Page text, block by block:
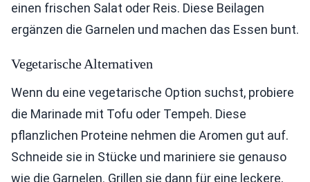
einen frischen Salat oder Reis. Diese Beilagen
ergänzen die Garnelen und machen das Essen bunt.
Vegetarische Alternativen
Wenn du eine vegetarische Option suchst, probiere
die Marinade mit Tofu oder Tempeh. Diese
pflanzlichen Proteine nehmen die Aromen gut auf.
Schneide sie in Stücke und mariniere sie genauso
wie die Garnelen. Grillen sie dann für eine leckere,